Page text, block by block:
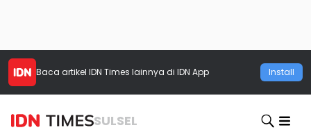
Baca artikel IDN Times lainnya di IDN App Install
SULSEL